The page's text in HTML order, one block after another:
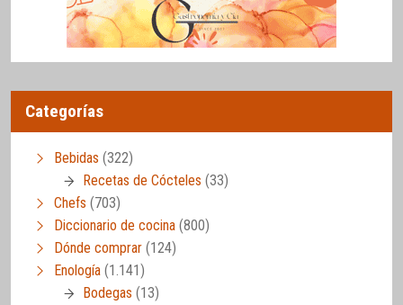
Categorías
Bebidas (322)
Recetas de Cócteles (33)
Chefs (703)
Diccionario de cocina (800)
Dónde comprar (124)
Enología (1.141)
Bodegas (13)